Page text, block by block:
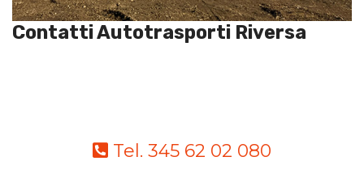
Contatti Autotrasporti Riversa
Tel. 345 62 02 080